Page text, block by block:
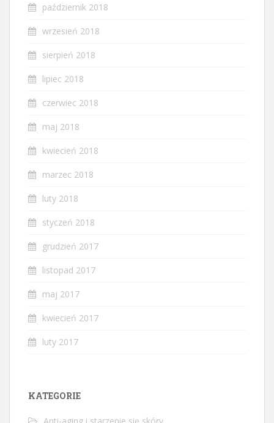
październik 2018
wrzesień 2018
sierpień 2018
lipiec 2018
czerwiec 2018
maj 2018
kwiecień 2018
marzec 2018
luty 2018
styczeń 2018
grudzień 2017
listopad 2017
maj 2017
kwiecień 2017
luty 2017
KATEGORIE
Anti-aging i starzenie się skóry